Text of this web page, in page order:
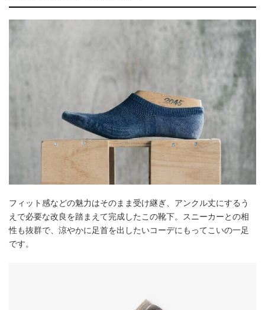
フィット感などの魅力はそのまま受け継ぎ、アンクル丈にするう
えで必要な改良を踏まえて完成したこの靴下。スニーカーとの相
性も抜群で、涼やかに足首を出したいコーデにもってこいの一足
です。